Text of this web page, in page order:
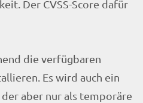
Der CVSS-Score dafür
die verfügbaren
Es wird auch ein
aber nur als temporäre